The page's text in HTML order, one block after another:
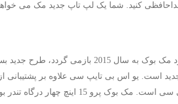
خداحافظی کنید. شما یک لپ تاپ جدید مک می
هنگامی که اپل فوق العاده باریک خود را